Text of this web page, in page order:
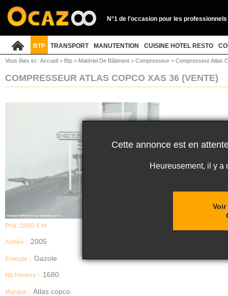
N°1 de l'occasion pour les professionnels
BTP TRANSPORT MANUTENTION CUISINE HOTEL RESTO
Vous êtes ici : Accueil > Btp > Matériel De Bâtiment > Compresseur > Compresseur Atlas
COMPRESSEUR ATLAS COPCO XAS 36 (VENTE)
Prix :2850 € ht
Année : 2005
Energie : Gazole
Nb Heures : 1680
Marque : Atlas copco
Cette annonce est en
Heureusement, il y a